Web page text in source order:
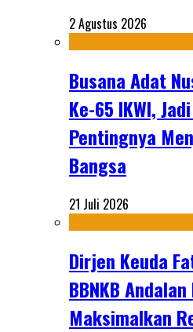
2 Agustus 2026
Busana Adat
Ke-65 IKWI,
Pentingnya
Bangsa
21 Juli 2026
Dirjen Keuda
BBNKB
Maksimalkan